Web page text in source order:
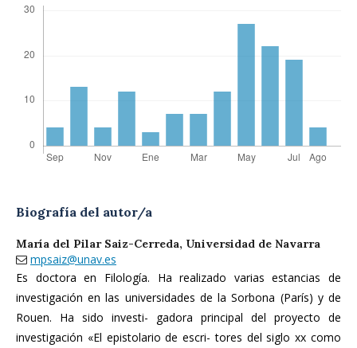
Biografía del autor/a
María del Pilar Saiz-Cerreda, Universidad de Navarra
mpsaiz@unav.es
Es doctora en Filología. Ha realizado varias estancias de
investigación en las universidades de la Sorbona (París) y de
Rouen. Ha sido investi- gadora principal del proyecto de
investigación «El epistolario de escri- tores del siglo xx como